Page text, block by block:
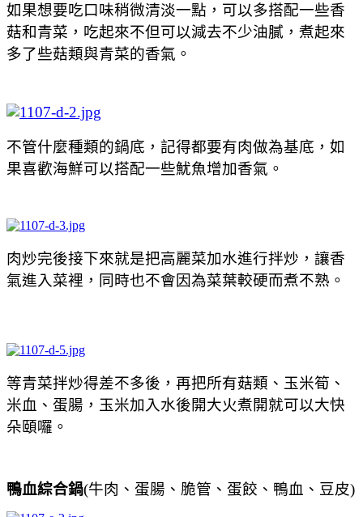
如果想要吃口味稍微清淡一點，可以多搭配一些香
菇和青菜，吃起來不但可以減去不少油膩，煮起來
多了些菇類與青菜的香氣。
不管什麼種類的鍋底，記得都要有肉做為基底，如
果喜歡海鮮可以搭配一些魷魚增加香氣。
肉炒完後接下來就是把高麗菜加水進行拌炒，讓香
氣進入菜裡，同時也不會因為菜葉較硬而煮不熟。
等青菜拌炒得差不多後，再把所有菇類、玉米筍、
米血、蛋腸，玉米加入水後開大火煮開就可以大快
朵頤囉。
鴨血綜合鍋(牛肉、蛋腸、脆管、蛋餃、鴨血、豆皮)